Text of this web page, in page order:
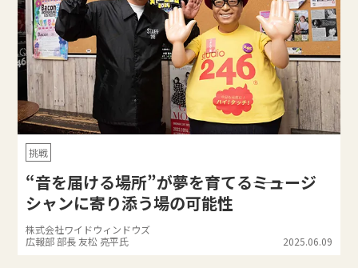
挑戦
“音を届ける場所”が夢を育てる――ミュージ
シャンに寄り添う場の可能性
株式会社ワイドウィンドウズ
広報部 部長 友松 亮平氏
2025.06.09